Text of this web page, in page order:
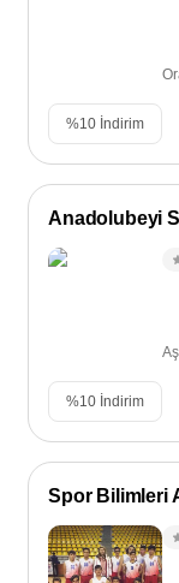
%10 İndirim
Anadolubeyi
%10 İndirim
Spor Bilimleri